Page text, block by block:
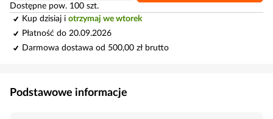
Dostępne pow. 100 szt.
Kup dzisiaj i otrzymaj we wtorek
Płatność do 20.09.2026
Darmowa dostawa od 500,00 zł brutto
Podstawowe informacje